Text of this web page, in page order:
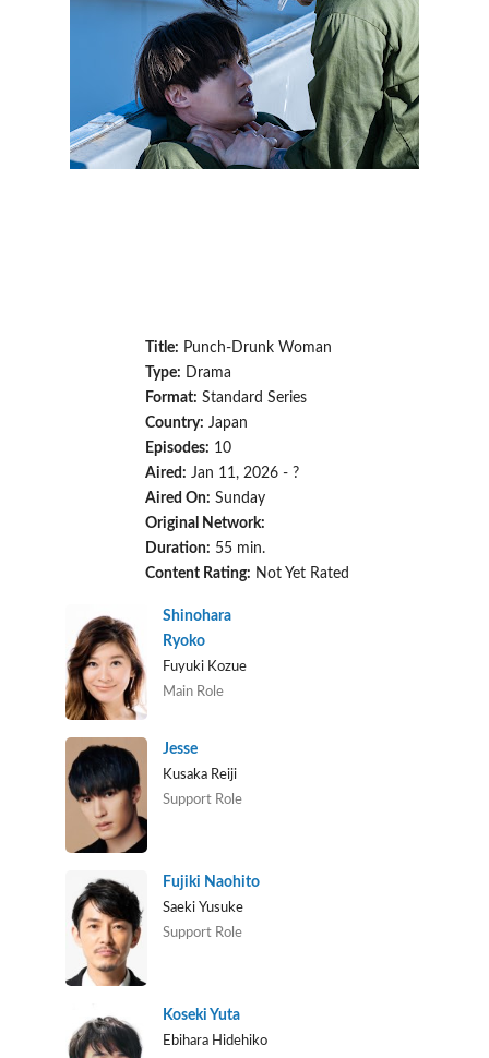
Title: Punch-Drunk Woman
Type: Drama
Format: Standard Series
Country: Japan
Episodes: 10
Aired: Jan 11, 2026 - ?
Aired On: Sunday
Original Network:
Duration: 55 min.
Content Rating: Not Yet Rated
Shinohara
Ryoko
Fuyuki Kozue
Main Role
Jesse
Kusaka Reiji
Support Role
Fujiki Naohito
Saeki Yusuke
Support Role
Koseki Yuta
Ebihara Hidehiko